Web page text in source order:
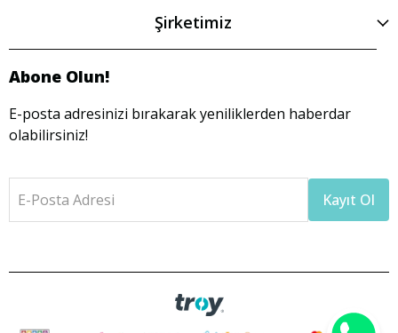
Şirketimiz
Abone Olun!
E-posta adresinizi bırakarak yeniliklerden haberdar
olabilirsiniz!
E-Posta Adresi Kayıt Ol